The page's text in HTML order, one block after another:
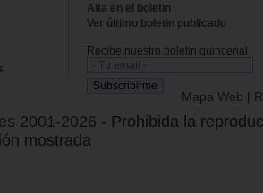
Alta en el boletin
Ver último boletin publicado
Recibe nuestro boletín quincenal.
Mapa Web |
2001-2026 - Prohibida la
mostrada